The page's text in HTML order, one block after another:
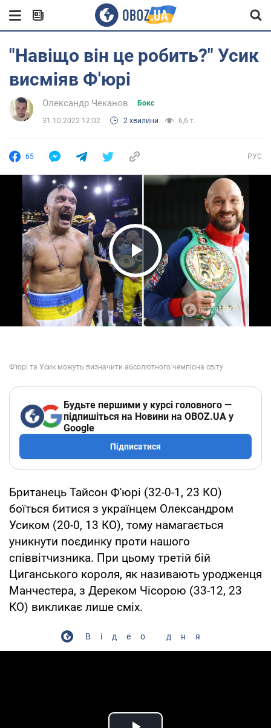
"Навіщо він це робить?" Усик
висміяв Ф'юрі
Олександр Чеканов Бокс
31.10.2022 12:02 2 хвилини 6,6 т.
65 РУС
Play Video
Будьте першими у курсі головного —
підпишіться на Новини на OBOZ.UA у
Google
Підписатися
Британець Тайсон Ф'юрі (32-0-1, 23 КО)
боїться битися з українцем Олександром
Усиком (20-0, 13 КО), тому намагається
уникнути поєдинку проти нашого
співвітчизника. При цьому третій бій
Циганського короля, як називають уродженця
Манчестера, з Дереком Чісорою (33-12, 23
КО) викликає лише сміх.
Відео дня